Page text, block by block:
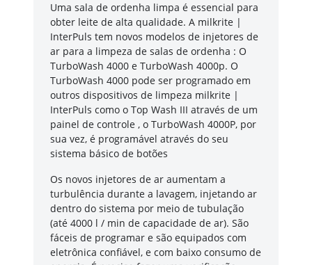
Uma sala de ordenha limpa é essencial para
obter leite de alta qualidade. A milkrite |
InterPuls tem novos modelos de injetores de
ar para a limpeza de salas de ordenha : O
TurboWash 4000 e TurboWash 4000p. O
TurboWash 4000 pode ser programado em
outros dispositivos de limpeza milkrite |
InterPuls como o Top Wash III através de um
painel de controle , o TurboWash 4000P, por
sua vez, é programável através do seu
sistema básico de botões
Os novos injetores de ar aumentam a
turbulência durante a lavagem, injetando ar
dentro do sistema por meio de tubulação
(até 4000 l / min de capacidade de ar). São
fáceis de programar e são equipados com
eletrônica confiável, e com baixo consumo de